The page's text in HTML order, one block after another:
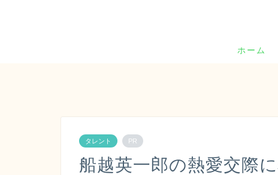
ホーム
タレント PR
船越英一郎の熱愛交際